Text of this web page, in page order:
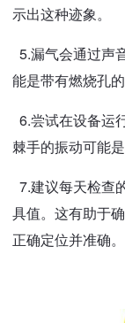
示出这种迹象。
5.漏气会通过声
能是带有燃烧孔
6.尝试在设备运
棘手的振动可能
7.建议每天检查
具值。这有助于
正确定位并准确。